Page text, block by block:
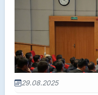
29.08.2025